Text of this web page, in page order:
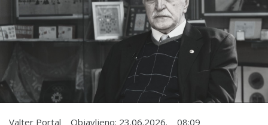
Valter Portal Objavljeno: 23.06.2026. 08:09